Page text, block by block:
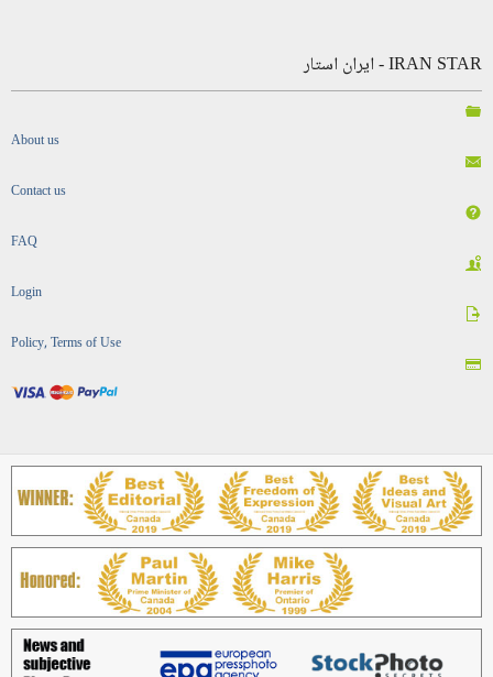
IRAN STAR - ایران استار
About us
Contact us
FAQ
Login
Policy, Terms of Use